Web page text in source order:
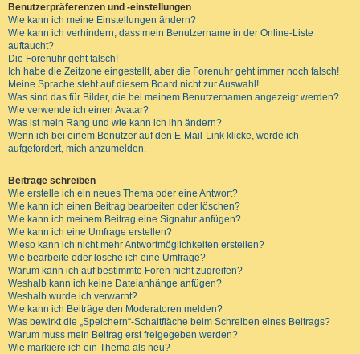
Benutzerpräferenzen und -einstellungen
Wie kann ich meine Einstellungen ändern?
Wie kann ich verhindern, dass mein Benutzername in der Online-Liste
auftaucht?
Die Forenuhr geht falsch!
Ich habe die Zeitzone eingestellt, aber die Forenuhr geht immer noch falsch!
Meine Sprache steht auf diesem Board nicht zur Auswahl!
Was sind das für Bilder, die bei meinem Benutzernamen angezeigt werden?
Wie verwende ich einen Avatar?
Was ist mein Rang und wie kann ich ihn ändern?
Wenn ich bei einem Benutzer auf den E-Mail-Link klicke, werde ich
aufgefordert, mich anzumelden.
Beiträge schreiben
Wie erstelle ich ein neues Thema oder eine Antwort?
Wie kann ich einen Beitrag bearbeiten oder löschen?
Wie kann ich meinem Beitrag eine Signatur anfügen?
Wie kann ich eine Umfrage erstellen?
Wieso kann ich nicht mehr Antwortmöglichkeiten erstellen?
Wie bearbeite oder lösche ich eine Umfrage?
Warum kann ich auf bestimmte Foren nicht zugreifen?
Weshalb kann ich keine Dateianhänge anfügen?
Weshalb wurde ich verwarnt?
Wie kann ich Beiträge den Moderatoren melden?
Was bewirkt die „Speichern“-Schaltfläche beim Schreiben eines Beitrags?
Warum muss mein Beitrag erst freigegeben werden?
Wie markiere ich ein Thema als neu?